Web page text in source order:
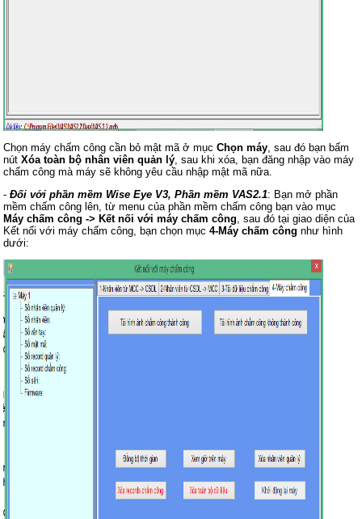
Chọn máy chấm công cần bỏ mật mã ở mụcChọn máy, sau đó bạn bấm
nútXóa toàn bộ nhân viên quản lý, sau khi xóa, bạn đăng nhập vào máy
chấm công mà máy sẽ không yêu cầu nhập mật mã nữa.
-Đối với phần mềm Wise Eye V3, Phần mềm VAS2.1: Bạn mở phần
mềm chấm công lên, từ menu của phần mềm chấm công bạn vào mục
Máy chấm công -> Kết nối với máy chấm công, sau đó tại giao diện của
Kết nối với máy chấm công, bạn chọn mục4-Máy chấm công như hình
dưới: